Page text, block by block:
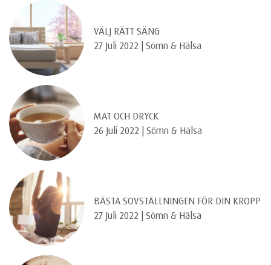
VÄLJ RÄTT SÄNG
27 Juli 2022 | Sömn & Hälsa
MAT OCH DRYCK
26 Juli 2022 | Sömn & Hälsa
BÄSTA SOVSTÄLLNINGEN FÖR DIN KROPP
27 Juli 2022 | Sömn & Hälsa